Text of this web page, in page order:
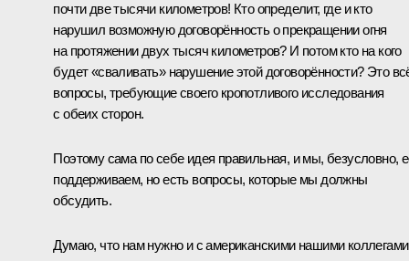
почти две тысячи километров! Кто определит, где и кто
нарушил возможную договорённость о прекращении огня
на протяжении двух тысяч километров? И потом кто на кого
будет «сваливать» нарушение этой договорённости? Это
вопросы, требующие своего кропотливого исследования
с обеих сторон.
Поэтому сама по себе идея правильная, и мы, безусловно,
поддерживаем, но есть вопросы, которые мы должны
обсудить.
Думаю, что нам нужно и с американскими нашими